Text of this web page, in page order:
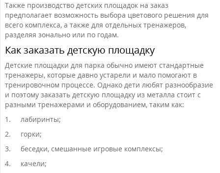
Также производство детских площадок на заказ
предполагает возможность выбора цветового решения для
всего комплекса, а также для отдельных тренажеров,
разделяя зонально или по годам.
Как заказать детскую площадку
Детские площадки для парка обычно имеют стандартные
тренажеры, которые давно устарели и мало помогают в
тренировочном процессе. Однако дети любят разнообразие
и поэтому заказать детскую площадку из металла стоит с
разными тренажерами и оборудованием, таким как:
1.
лабиринты;
2.
горки;
3.
беседки, смешанные игровые комплексы;
4.
качели;